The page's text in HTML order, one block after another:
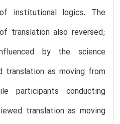
institutional logics. The
translation also reversed;
by the science
translation as moving from
participants conducting
translation as moving